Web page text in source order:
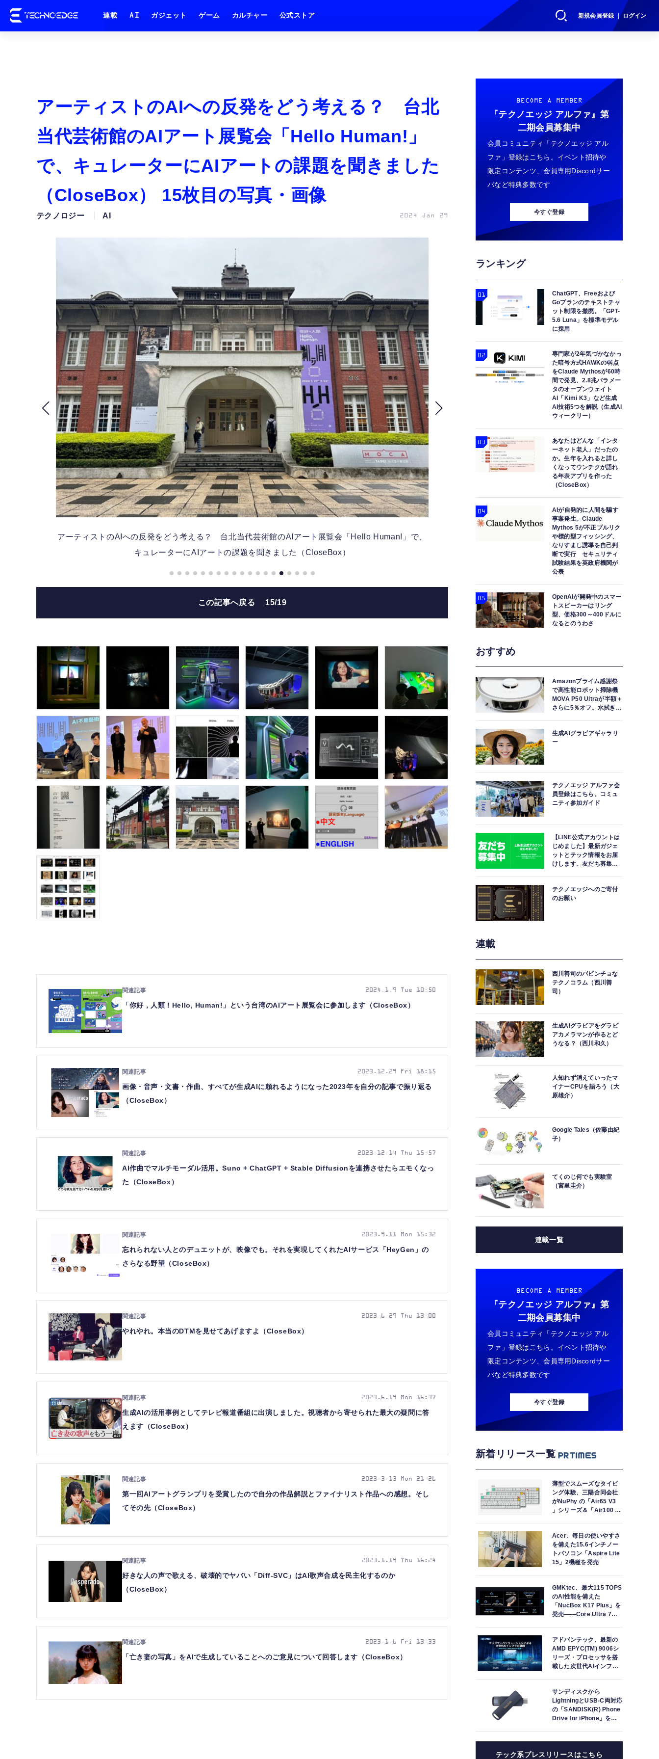
新規会員登録 ｜ ログイン
連載 AI ガジェット ゲーム カルチャー 公式ストア
アーティストのAIへの反発をどう考える？ 台北
当代芸術館のAIアート展覧会「Hello Human!」
で、キュレーターにAIアートの課題を聞きました
（CloseBox） 15枚目の写真・画像
テクノロジー AI 2024 Jan 29
アーティストのAIへの反発をどう考える？ 台北当代芸術館のAIアート展覧会「Hello Human!」で、
キュレーターにAIアートの課題を聞きました（CloseBox）
アーティストのAIへの反発をどう考える？ 台北
キュレーターにAIアートの課
この記事へ戻る 15/19
「你好，人類！Hello, Human!」という台湾のAIアート展覧会に参加します（CloseBox）
2024.1.9 Tue 10:50
画像・音声・文書・作曲、すべてが生成AIに頼れるようになった2023年を自分の記事で振り返る
（CloseBox）
2023.12.29 Fri 18:15
AI作曲でマルチモーダル活用。Suno + ChatGPT + Stable Diffusionを連携させたらエモくなっ
た（CloseBox）
2023.12.14 Thu 15:57
忘れられない人とのデュエットが、映像でも。それを実現してくれたAIサービス「HeyGen」の
さらなる野望（CloseBox）
2023.9.11 Mon 15:32
やれやれ。本当のDTMを見せてあげますよ（CloseBox）
2023.6.29 Thu 13:00
生成AIの活用事例としてテレビ報道番組に出演しました。視聴者から寄せられた最大の疑問に答
えます（CloseBox）
2023.6.19 Mon 16:37
第一回AIアートグランプリを受賞したので自分の作品解説とファイナリスト作品への感想。そし
てその先（CloseBox）
2023.3.13 Mon 21:26
好きな人の声で歌える、破壊的でヤバい「Diff-SVC」はAI歌声合成を民主化するのか
（CloseBox）
2023.1.19 Thu 16:24
「亡き妻の写真」をAIで生成していることへのご意見について回答します（CloseBox）
2023.1.6 Fri 13:33
BECOME A MEMBER
『テクノエッジ アルファ』 第
二期会員募集中
会員コミュニティ「テクノエッジ アル
ファ」登録はこちら。イベント招待や
限定コンテンツ、会員専用Discordサー
バなど特典多数です
今すぐ登録
ランキング
ChatGPT、Freeおよび
Goプランのテキストチャ
ット制限を撤廃。「GPT-
5.6 Luna」を標準モデル
に採用
専門家が2年気づかなかっ
た暗号方式HAWKの弱点
をClaude Mythosが60時
間で発見、2.8兆パラメー
タのオープンウェイト
AI「Kimi K3」など生成
AI技術5つを解説（生成AI
ウィークリー）
あなたはどんな「インタ
ーネット老人」だったの
か。生年を入れると詳し
くなってウンチクが語れ
る年表アプリを作った
（CloseBox）
AIが自発的に人間を騙す
事案発生。Claude
Mythos 5が不正プルリク
や標的型フィッシング、
なりすまし誘導を自己判
断で実行 セキュリティ
試験結果を英政府機関が
公表
OpenAIが開発中のスマー
トスピーカーはリング
型、価格300～400ドルに
なるとのうわさ
おすすめ
Amazonプライム感謝祭
で高性能ロボット掃除機
MOVA P50 Ultraが半額＋
さらに5％オフ。水拭きモ
生成AIグラビアギャラリ
ー
テクノエッジ アルファ会
員登録はこちら。コミュ
ニティ参加ガイド
【LINE公式アカウントは
じめました】最新ガジェ
ットとテック情報をお届
けします。友だち募集
テクノエッジへのご寄付
のお願い
連載
西川善司のバビンチョな
テクノコラム（西川善
司）
生成AIグラビアをグラビ
アカメラマンが作るとど
うなる？（西川和久）
人知れず消えていったマ
イナーCPUを語ろう（大
原雄介）
Google Tales（佐藤由紀
子）
てくのじ何でも実験室
（宮里圭介）
連載一覧
BECOME A MEMBER
『テクノエッジ アルファ』 第
二期会員募集中
会員コミュニティ「テクノエッジ アル
ファ」登録はこちら。イベント招待や
限定コンテンツ、会員専用Discordサー
バなど特典多数です
今すぐ登録
新着リリース一覧
薄型でスムーズなタイピ
ング体験、三陽合同会社
がNuPhy の「Air65 V3
」シリーズ＆「Air100 V3
Acer、毎日の使いやすさ
を備えた15.6インチノー
トパソコン「Aspire Lite
15」2機種を発売
GMKtec、最大115 TOPS
のAI性能を備えた
「NucBox K17 Plus」を
発売――Core Ultra 7
アドバンテック、最新の
AMD EPYC(TM) 9006シ
リーズ・プロセッサを搭
載した次世代AIインフラ
サンディスクから
LightningとUSB-C両対応
の「SANDISK(R) Phone
Drive for iPhone」を日
テック系プレスリリースはこちら